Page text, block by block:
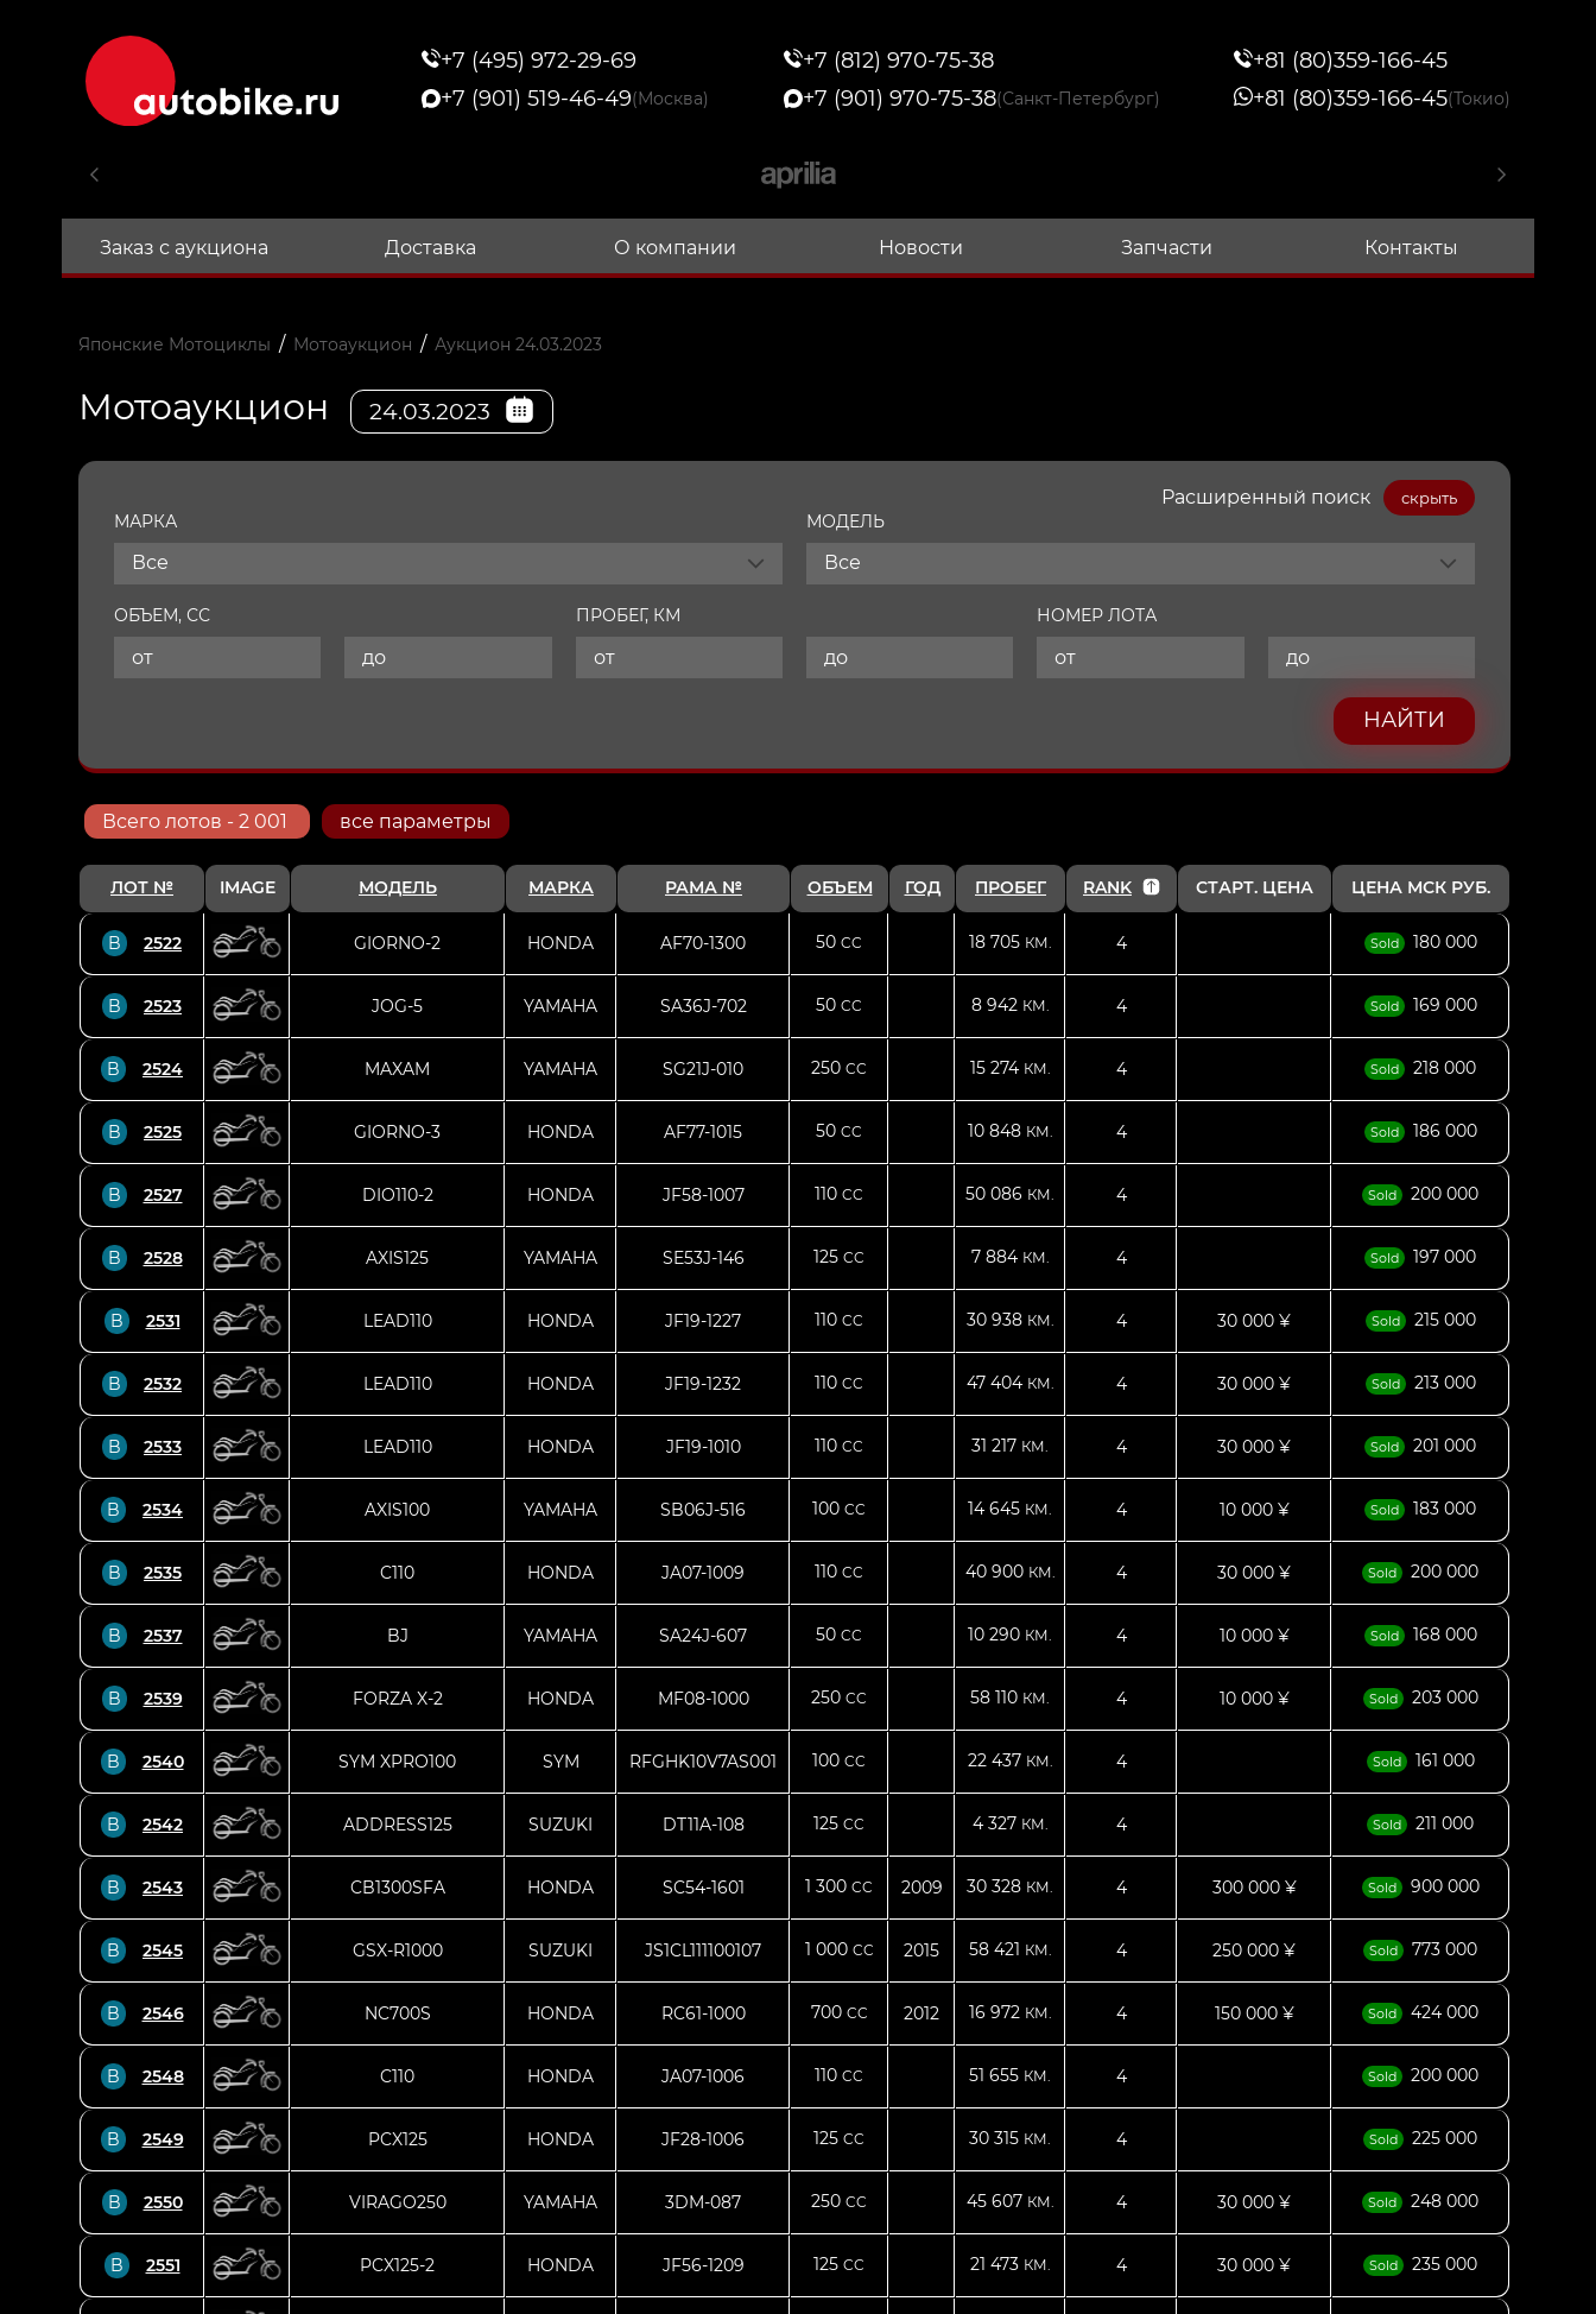
+7 (495) 972-29-69
+7 (901) 519-46-49(Москва)
+7 (812) 970-75-38
+7 (901) 970-75-38(Санкт-Петербург)
+81 (80)359-166-45
+81 (80)359-166-45(Токио)
Заказ с аукциона Доставка О компании Новости Запчасти Контакты
Японские Мотоциклы / Мотоаукцион / Аукцион 24.03.2023
Мотоаукцион 24.03.2023
Расширенный поиск скрыть
МАРКА
Все
МОДЕЛЬ
Все
ОБЪЕМ, СС ПРОБЕГ, КМ НОМЕР ЛОТА
НАЙТИ
Всего лотов - 2 001 все параметры
ЛОТ № IMAGE МОДЕЛЬ МАРКА РАМА № ОБЪЕМ ГОД ПРОБЕГ RANK СТАРТ. ЦЕНА ЦЕНА МСК РУБ.
B 2522 GIORNO-2 HONDA AF70-1300 50 CC 18 705 КМ. 4 Sold 180 000
B 2523 JOG-5 YAMAHA SA36J-702 50 CC 8 942 КМ. 4 Sold 169 000
B 2524 MAXAM YAMAHA SG21J-010 250 CC 15 274 КМ. 4 Sold 218 000
B 2525 GIORNO-3 HONDA AF77-1015 50 CC 10 848 КМ. 4 Sold 186 000
B 2527 DIO110-2 HONDA JF58-1007 110 CC 50 086 КМ. 4 Sold 200 000
B 2528 AXIS125 YAMAHA SE53J-146 125 CC 7 884 КМ. 4 Sold 197 000
B 2531 LEAD110 HONDA JF19-1227 110 CC 30 938 КМ. 4 30 000 ¥ Sold 215 000
B 2532 LEAD110 HONDA JF19-1232 110 CC 47 404 КМ. 4 30 000 ¥ Sold 213 000
B 2533 LEAD110 HONDA JF19-1010 110 CC 31 217 КМ. 4 30 000 ¥ Sold 201 000
B 2534 AXIS100 YAMAHA SB06J-516 100 CC 14 645 КМ. 4 10 000 ¥ Sold 183 000
B 2535 C110 HONDA JA07-1009 110 CC 40 900 КМ. 4 30 000 ¥ Sold 200 000
B 2537 BJ YAMAHA SA24J-607 50 CC 10 290 КМ. 4 10 000 ¥ Sold 168 000
B 2539 FORZA X-2 HONDA MF08-1000 250 CC 58 110 КМ. 4 10 000 ¥ Sold 203 000
B 2540 SYM XPRO100 SYM RFGHK10V7AS001 100 CC 22 437 КМ. 4 Sold 161 000
B 2542 ADDRESS125 SUZUKI DT11A-108 125 CC 4 327 КМ. 4 Sold 211 000
B 2543 CB1300SFA HONDA SC54-1601 1 300 CC 2009 30 328 КМ. 4 300 000 ¥ Sold 900 000
B 2545 GSX-R1000 SUZUKI JS1CL111100107 1 000 CC 2015 58 421 КМ. 4 250 000 ¥ Sold 773 000
B 2546 NC700S HONDA RC61-1000 700 CC 2012 16 972 КМ. 4 150 000 ¥ Sold 424 000
B 2548 C110 HONDA JA07-1006 110 CC 51 655 КМ. 4 Sold 200 000
B 2549 PCX125 HONDA JF28-1006 125 CC 30 315 КМ. 4 Sold 225 000
B 2550 VIRAGO250 YAMAHA 3DM-087 250 CC 45 607 КМ. 4 30 000 ¥ Sold 248 000
B 2551 PCX125-2 HONDA JF56-1209 125 CC 21 473 КМ. 4 30 000 ¥ Sold 235 000